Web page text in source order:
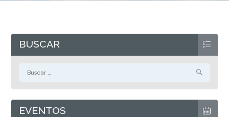
BUSCAR
EVENTOS